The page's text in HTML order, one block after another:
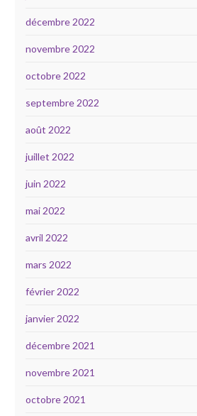
décembre 2022
novembre 2022
octobre 2022
septembre 2022
août 2022
juillet 2022
juin 2022
mai 2022
avril 2022
mars 2022
février 2022
janvier 2022
décembre 2021
novembre 2021
octobre 2021